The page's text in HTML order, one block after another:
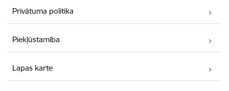
Privātuma politika
Piekļūstamība
Lapas karte